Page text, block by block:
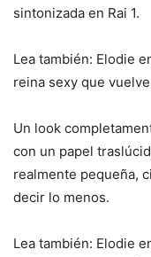
sintonizada en Rai 1.
Lea también: Elodie
reina sexy que
Un look
con un papel
realmente pequeña,
decir lo menos.
Lea también: Elodie